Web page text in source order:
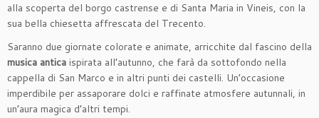
alla scoperta del borgo castrense e di Santa Maria in Vineis, con la
sua bella chiesetta affrescata del Trecento.
Saranno due giornate colorate e animate, arricchite dal fascino della
musica antica ispirata all’autunno, che farà da sottofondo nella
cappella di San Marco e in altri punti dei castelli. Un’occasione
imperdibile per assaporare dolci e raffinate atmosfere autunnali, in
un’aura magica d’altri tempi.